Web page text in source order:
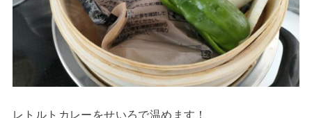
レトルトカレーをせいろで温めます！